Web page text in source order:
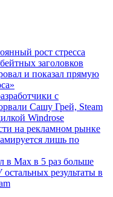
рост стресса
заголовков
и показал прямую
с
Сашу Грей, Steam
Windrose
на рекламном рынке
лишь по
в Max в 5 раз больше
результаты в